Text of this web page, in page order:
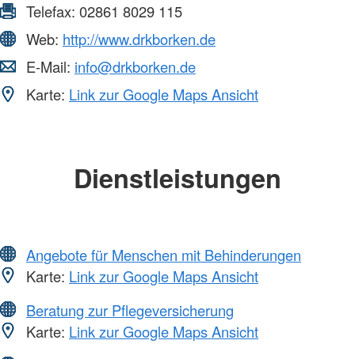
Telefax: 02861 8029 115
Web: http://www.drkborken.de
E-Mail: info@drkborken.de
Karte: Link zur Google Maps Ansicht
Dienstleistungen
Angebote für Menschen mit Behinderungen
Karte: Link zur Google Maps Ansicht
Beratung zur Pflegeversicherung
Karte: Link zur Google Maps Ansicht